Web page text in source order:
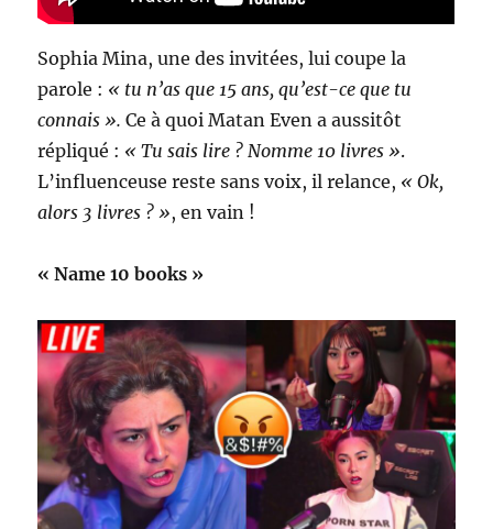
Sophia Mina, une des invitées, lui coupe la
parole : « tu n’as que 15 ans, qu’est-ce que tu
connais ». Ce à quoi Matan Even a aussitôt
répliqué : « Tu sais lire ? Nomme 10 livres ».
L’influenceuse reste sans voix, il relance, « Ok,
alors 3 livres ? », en vain !
« Name 10 books »